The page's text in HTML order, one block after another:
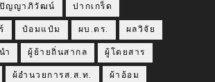
ปัญญาภิวัฒน์ ปากเกร็ด
ป๋อมแป๋ม ผบ.ตร. ผลวิจัย
ำ ผู้ย้ายถิ่นสากล ผู้โดยสาร
ผ้อำนวยการส.ส.ท. ผ้าอ้อม